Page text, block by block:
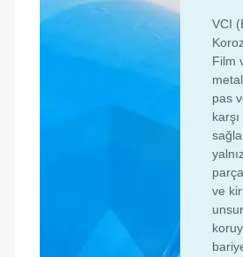
VCI
Film
pas
ve